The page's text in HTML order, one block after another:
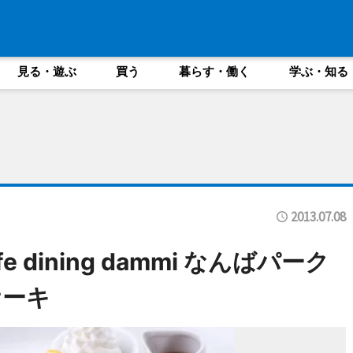
見る・遊ぶ 買う 暮らす・働く 学ぶ・知る
2013.07.08
dining dammi なんばパーク
キ